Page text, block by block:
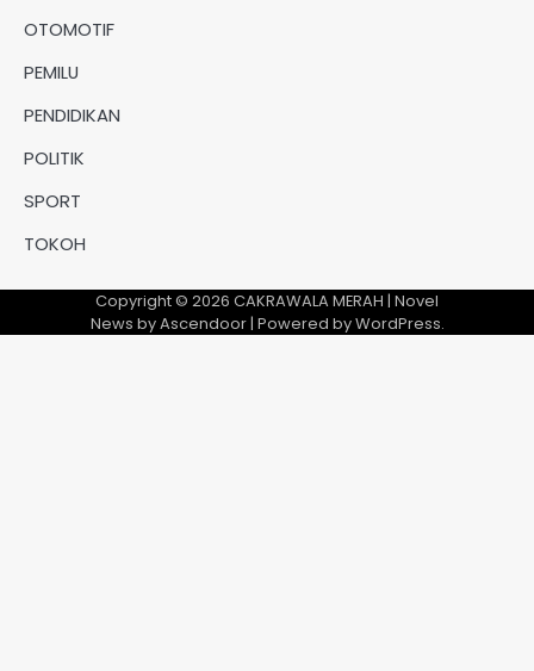
OTOMOTIF
PEMILU
PENDIDIKAN
POLITIK
SPORT
TOKOH
Copyright © 2026 CAKRAWALA MERAH | Novel
News byAscendoor| Powered byWordPress.